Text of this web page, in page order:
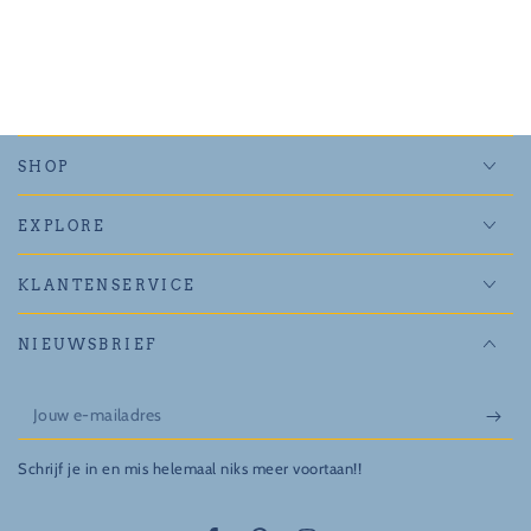
SHOP
EXPLORE
KLANTENSERVICE
NIEUWSBRIEF
Jouw
e-
mailadres
Schrijf je in en mis helemaal niks meer voortaan!!